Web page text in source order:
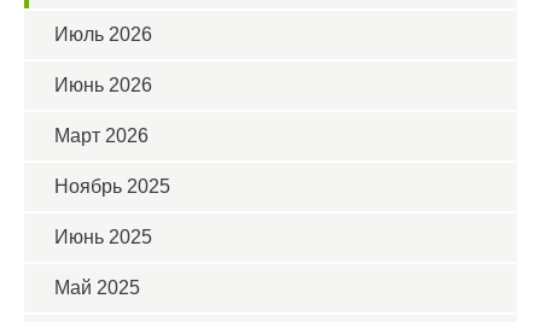
Июль 2026
Июнь 2026
Март 2026
Ноябрь 2025
Июнь 2025
Май 2025